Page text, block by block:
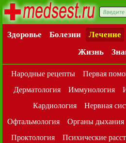
Здоровье Болезни Лечение
Жизнь
Народные рецепты Первая
Дерматология
Иммунология
Кардиология
Нервная
Офтальмология
Органы дыхания
Проктология
Психические